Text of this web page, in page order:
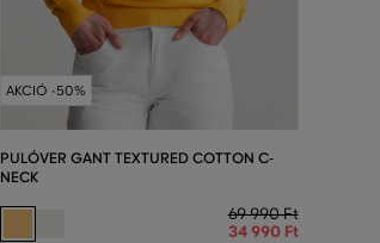
AKCIÓ -50%
PULÓVER GANT TEXTURED COTTON C-
NECK
69 990 Ft
34 990 Ft